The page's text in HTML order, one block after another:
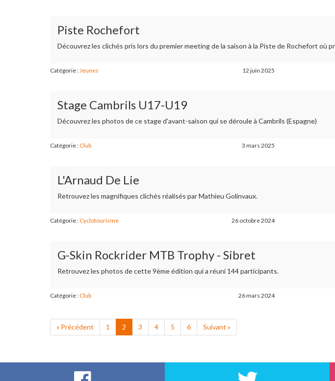
Piste Rochefort
Découvrez les clichés pris lors du premier meeting de la saison à la Piste de Rochefort où
Catégorie :Jeunes 12 juin 2025
Stage Cambrils U17-U19
Découvrez les photos de ce stage d'avant-saison qui se déroule à Cambrils (Espagne)
Catégorie :Club 3 mars 2025
L'Arnaud De Lie
Retrouvez les magnifiques clichés réalisés par Mathieu Golinvaux.
Catégorie :Cyclotourisme 26 octobre 2024
G-Skin Rockrider MTB Trophy - Sibret
Retrouvez les photos de cette 9ème édition qui a réuni 144 participants.
Catégorie :Club 26 mars 2024
« Précédent 1 2 3 4 5 6 Suivant »